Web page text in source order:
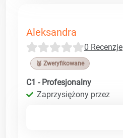
Aleksandra
0 Recenzje
🥉 Zweryfikowane
C1 - Profesjonalny
Zaprzysiężony przez